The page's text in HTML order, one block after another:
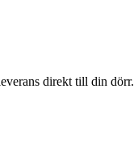
direkt till din dörr.